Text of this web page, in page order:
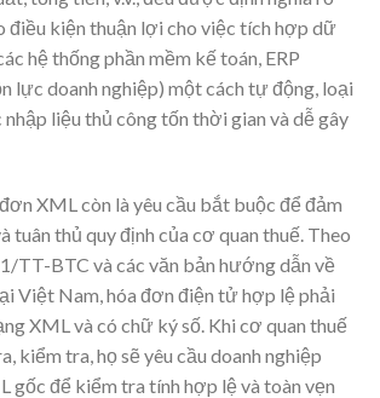
điều kiện thuận lợi cho việc tích hợp dữ
hệ thống phần mềm kế toán, ERP
lực doanh nghiệp) một cách tự động, loại
nhập liệu thủ công tốn thời gian và dễ gây
XML còn là yêu cầu bắt buộc để đảm
tuân thủ quy định của cơ quan thuế. Theo
TT-BTC và các văn bản hướng dẫn về
Việt Nam, hóa đơn điện tử hợp lệ phải
XML và có chữ ký số. Khi cơ quan thuế
kiểm tra, họ sẽ yêu cầu doanh nghiệp
gốc để kiểm tra tính hợp lệ và toàn vẹn